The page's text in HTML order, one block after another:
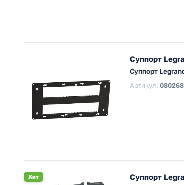
Суппорт
Суппорт
Артикул: 080268
Хит Суппорт